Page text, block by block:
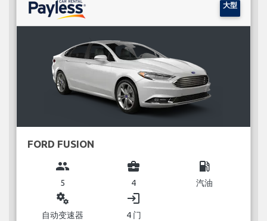
大型
FORD FUSION
group
5
business_center
4
local_gas_station
汽油
miscellaneous_services
自动变速器
login
4 门